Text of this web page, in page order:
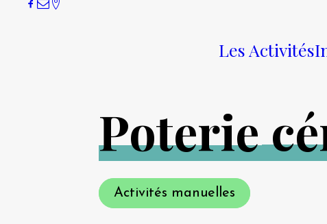
Les Activités
Poteriecé
Activités manuelles